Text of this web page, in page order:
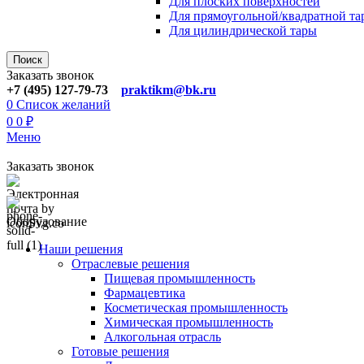
Для прямоугoльной/квадратной
Для цилиндрической тaры
Поиск
Заказать звонок
+7 (495) 127-79-73
praktikm@bk.ru
0 Список желаний
0 0 ₽
Меню
Заказать звонок
Оборудование
Наши решения
Отраслевые решения
Пищевая промышленность
Фармацевтика
Косметическая промышленность
Химическая промышленность
Алкогольная отрасль
Готовые решения